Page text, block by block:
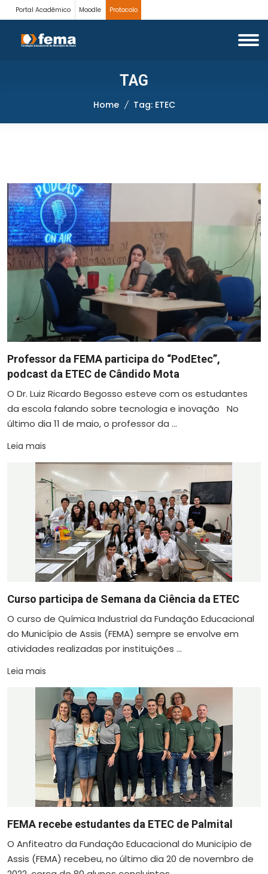
Portal Acadêmico Moodle Protocolo
TAG
Home Tag: ETEC
Professor da FEMA participa do “PodEtec”,
podcast da ETEC de Cândido Mota
O Dr. Luiz Ricardo Begosso esteve com os estudantes
da escola falando sobre tecnologia e inovação No
último dia 11 de maio, o professor da ...
Leia mais
Curso participa de Semana da Ciência da ETEC
O curso de Química Industrial da Fundação Educacional
do Município de Assis (FEMA) sempre se envolve em
atividades realizadas por instituições ...
Leia mais
FEMA recebe estudantes da ETEC de Palmital
O Anfiteatro da Fundação Educacional do Município de
Assis (FEMA) recebeu, no último dia 20 de novembro de